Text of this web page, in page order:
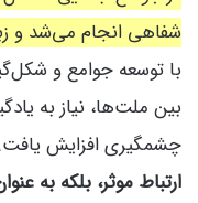
شفاهی انجام می‌شد و
با توسعه جوامع و
بین ملت‌ها، نیاز به
چشمگیری افزایش
ارتباط موثر، بلکه به